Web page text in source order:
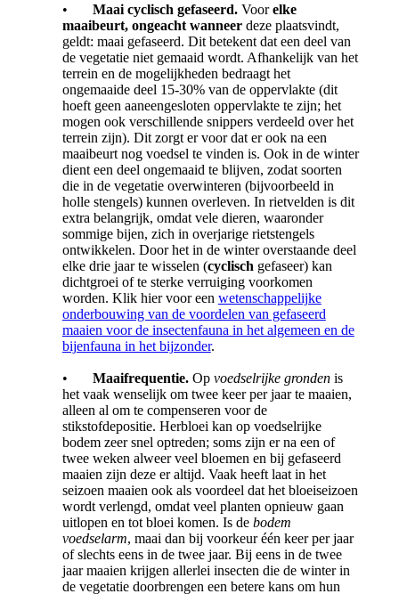
• Maai cyclisch gefaseerd. Voorelke
maaibeurt, ongeacht wanneerdeze plaatsvindt,
geldt: maai gefaseerd. Dit betekent dat een deel van
de vegetatie niet gemaaid wordt. Afhankelijk van het
terrein en de mogelijkheden bedraagt het
ongemaaide deel 15-30% van de oppervlakte (dit
hoeft geen aaneengesloten oppervlakte te zijn; het
mogen ook verschillende snippers verdeeld over het
terrein zijn). Dit zorgt er voor dat er ook na een
maaibeurt nog voedsel te vinden is. Ook in de winter
dient een deel ongemaaid te blijven, zodat soorten
die in de vegetatie overwinteren (bijvoorbeeld in
holle stengels) kunnen overleven. In rietvelden is dit
extra belangrijk, omdat vele dieren, waaronder
sommige bijen, zich in overjarige rietstengels
ontwikkelen. Door het in de winter overstaande deel
elke drie jaar te wisselen (cyclisch gefaseer) kan
dichtgroei of te sterke verruiging voorkomen
worden. Klik hier voor een wetenschappelijke
onderbouwing van de voordelen van gefaseerd
maaien voor de insectenfauna in het algemeen en de
bijenfauna in het bijzonder.
• Maaifrequentie. Op voedselrijke grondenis
het vaak wenselijk om twee keer per jaar te maaien,
alleen al om te compenseren voor de
stikstofdepositie. Herbloei kan op voedselrijke
bodem zeer snel optreden; soms zijn er na een of
twee weken alweer veel bloemen en bij gefaseerd
maaien zijn deze er altijd. Vaak heeft laat in het
seizoen maaien ook als voordeel dat het bloeiseizoen
wordt verlengd, omdat veel planten opnieuw gaan
uitlopen en tot bloei komen. Is de bodem
voedselarm, maai dan bij voorkeur één keer per jaar
of slechts eens in de twee jaar. Bij eens in de twee
jaar maaien krijgen allerlei insecten die de winter in
de vegetatie doorbrengen een betere kans om hun